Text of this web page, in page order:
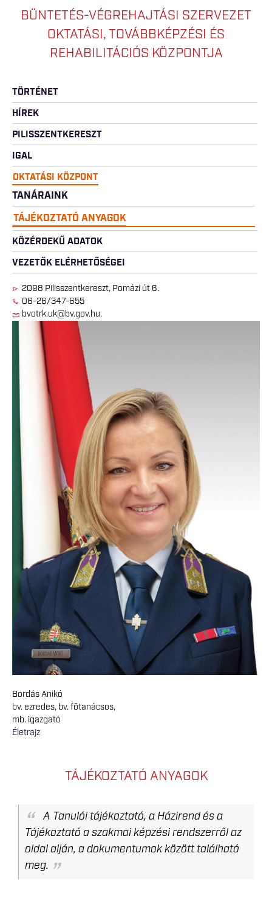
BÜNTETÉS-VÉGREHAJTÁSI SZERVEZET
OKTATÁSI, TOVÁBBKÉPZÉSI ÉS
REHABILITÁCIÓS KÖZPONTJA
TÖRTÉNET
HÍREK
PILISSZENTKERESZT
IGAL
OKTATÁSI KÖZPONT
TANÁRAINK
TÁJÉKOZTATÓ ANYAGOK
KÖZÉRDEKŰ ADATOK
VEZETŐK ELÉRHETŐSÉGEI
2098 Pilisszentkereszt, Pomázi út 6.
06-26/347-655
bvotrk.uk@bv.gov.hu.
Bordás Anikó
bv. ezredes, bv. főtanácsos,
mb. igazgató
Életrajz
TÁJÉKOZTATÓ ANYAGOK
A Tanulói tájékoztató, a Házirend és a
Tájékoztató a szakmai képzési rendszerről az
oldal alján, a dokumentumok között található
meg.